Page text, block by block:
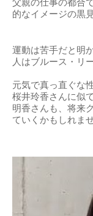
父親の仕事の都合
的なイメージの黒
運動は苦手だと明
人はブルース・リ
元気で真っ直ぐな
桜井玲香さんに似
明香さんも、将来
ていくかもしれませ